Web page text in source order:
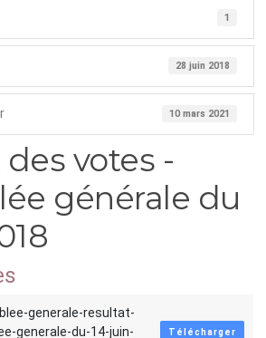
1
28 juin 2018
10 mars 2021
votes -
générale du
generale-resultat-
generale-du-14-juin-
Télécharger